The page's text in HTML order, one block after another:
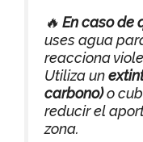
🔥 En caso de
uses agua
reacciona
Utiliza un
carbono)o
reducir el
zona.